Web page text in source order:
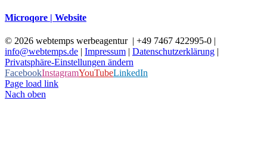
Microqore | Website
© 2026 webtemps werbeagentur | +49 7467 422995-0 |
info@webtemps.de | Impressum | Datenschutzerklärung |
Privatsphäre-Einstellungen ändern
FacebookInstagramYouTubeLinkedIn
Page load link
Nach oben